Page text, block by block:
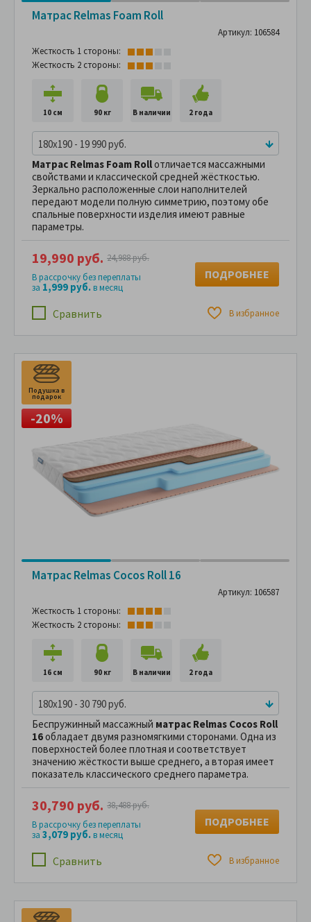
Матрас Relmas Foam Roll
Артикул: 106584
Жесткость 1 стороны:
Жесткость 2 стороны:
10 см 90 кг В наличии 2 года
180x190 - 19 990 руб.
Матрас Relmas Foam Rollотличается массажными
свойствами и классической средней жёсткостью.
Зеркально расположенные слои наполнителей
передают модели полную симметрию, поэтому обе
спальные поверхности изделия имеют равные
параметры.
Сравнить В избранное
19,990 руб. 24,988 руб.
В рассрочку без переплаты
за 1,999 руб.в месяц
ПОДРОБНЕЕ
Подушка в
подарок
-20%
Матрас Relmas Cocos Roll 16
Артикул: 106587
Жесткость 1 стороны:
Жесткость 2 стороны:
16 см 90 кг В наличии 2 года
180x190 - 30 790 руб.
Беспружинный массажный матрас Relmas Cocos Roll
16обладает двумя разномягкими сторонами. Одна из
поверхностей более плотная и соответствует
значению жёсткости выше среднего, а вторая имеет
показатель классического среднего параметра.
Сравнить В избранное
30,790 руб. 38,488 руб.
В рассрочку без переплаты
за 3,079 руб.в месяц
ПОДРОБНЕЕ